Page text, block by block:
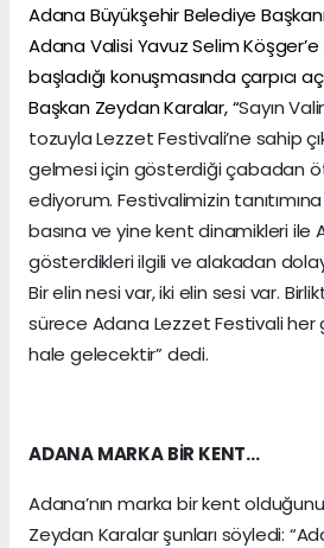
Adana Büyükşehir Belediye
Adana Valisi Yavuz Selim
başladığı konuşmasında çarpıcı
Başkan Zeydan Karalar, “Sayın
tozuyla Lezzet Festivali’ne sahip
gelmesi için gösterdiği çabadan
ediyorum. Festivalimizin tanıtımına
basına ve yine kent dinamikleri ile
gösterdikleri ilgili ve alakadan
Bir elin nesi var, iki elin sesi var.
sürece Adana Lezzet Festivali her
hale gelecektir” dedi.
ADANA MARKA BİR KENT…
Adana’nın marka bir kent
Zeydan Karalar şunları söyledi: